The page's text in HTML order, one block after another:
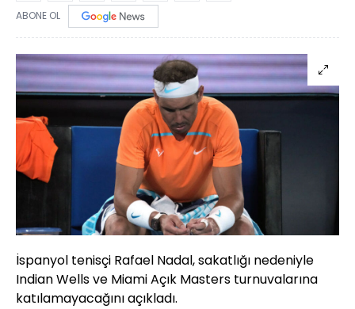
ABONE OL
İspanyol tenisçi Rafael Nadal, sakatlığı nedeniyle
Indian Wells ve Miami Açık Masters turnuvalarına
katılamayacağını açıkladı.